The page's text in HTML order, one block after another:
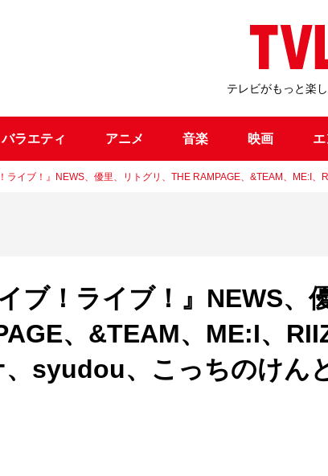
テレビがもっと楽
バラエティ アニメ 音楽 映画
ライブ！』NEWS、優里、リトグリ、THE RAMPAGE、&TEAM、ME:I、
ブ！ライブ！』NEWS、
、&TEAM、ME:I、
、syudou、こっちのけん